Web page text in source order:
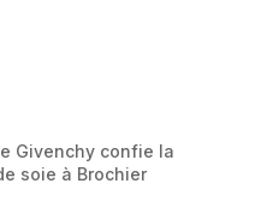
Givenchy confie la
soie à Brochier